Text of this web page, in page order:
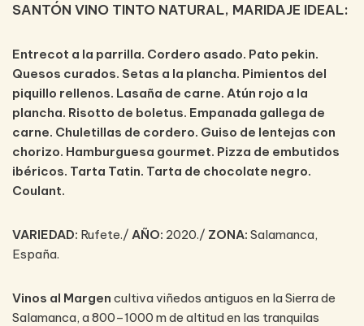
SANTÓN VINO TINTO NATURAL, MARIDAJE IDEAL:
Entrecot a la parrilla. Cordero asado. Pato pekin.
Quesos curados. Setas a la plancha. Pimientos del
piquillo rellenos.​ Lasaña de carne.​ Atún rojo a la
plancha.​ Risotto de boletus. Empanada gallega de
carne.​ Chuletillas de cordero. Guiso de lentejas con
chorizo.​ Hamburguesa gourmet​. Pizza de embutidos
ibéricos. Tarta Tatin. Tarta de chocolate negro.
Coulant.
VARIEDAD: Rufete./ AÑO: 2020./ ZONA: Salamanca,
España.
Vinos al Margen cultiva viñedos antiguos en la Sierra de
Salamanca, a 800–1000 m de altitud en las tranquilas